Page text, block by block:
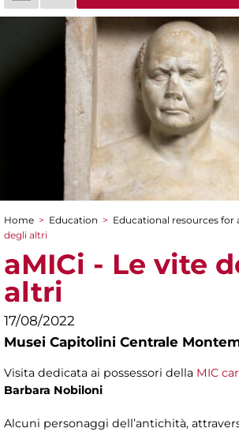
You are here
Home > Education > Educational resources for
degli altri
aMICi - Le vite
altri
17/08/2022
Musei Capitolini Centrale
Visita dedicata ai possessori della MIC
Barbara Nobiloni
Alcuni personaggi dell’antichità,